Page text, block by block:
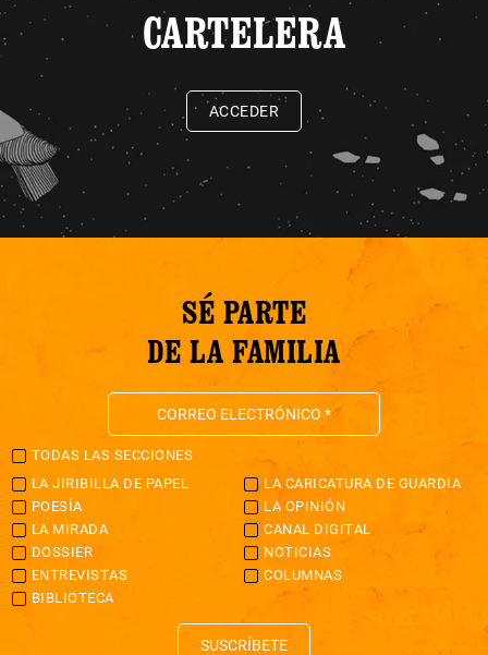
CARTELERA
ACCEDER
SÉ PARTE
DE LA FAMILIA
TODAS LAS SECCIONES
LA JIRIBILLA DE PAPEL
LA CARICATURA DE GUARDIA
POESÍA
LA OPINIÓN
LA MIRADA
CANAL DIGITAL
DOSSIER
NOTICIAS
ENTREVISTAS
COLUMNAS
BIBLIOTECA
SUSCRÍBETE